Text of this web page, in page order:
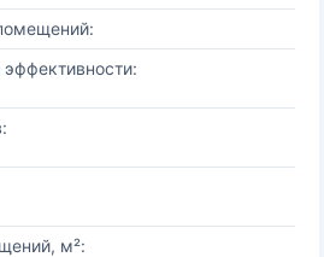
эффективности:
м²: